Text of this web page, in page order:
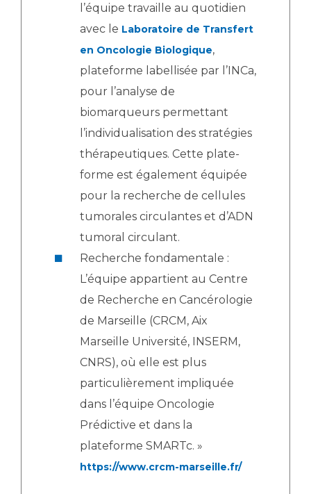
l’équipe travaille au quotidien
avec le Laboratoire de Transfert
en Oncologie Biologique,
plateforme labellisée par l’INCa,
pour l’analyse de
biomarqueurs permettant
l’individualisation des stratégies
thérapeutiques. Cette plate-
forme est également équipée
pour la recherche de cellules
tumorales circulantes et d’ADN
tumoral circulant.
Recherche fondamentale :
L’équipe appartient au Centre
de Recherche en Cancérologie
de Marseille (CRCM, Aix
Marseille Université, INSERM,
CNRS), où elle est plus
particulièrement impliquée
dans l’équipe Oncologie
Prédictive et dans la
plateforme SMARTc. »
https://www.crcm-marseille.fr/